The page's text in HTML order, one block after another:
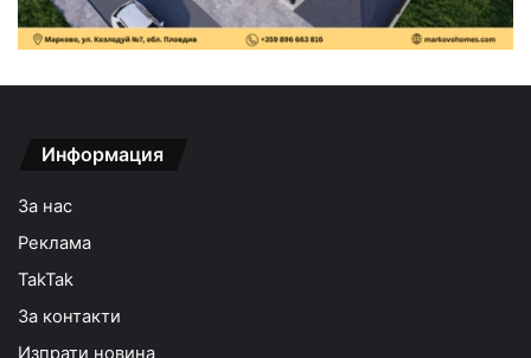
Информация
За нас
Реклама
TakTak
За контакти
Изпрати новина